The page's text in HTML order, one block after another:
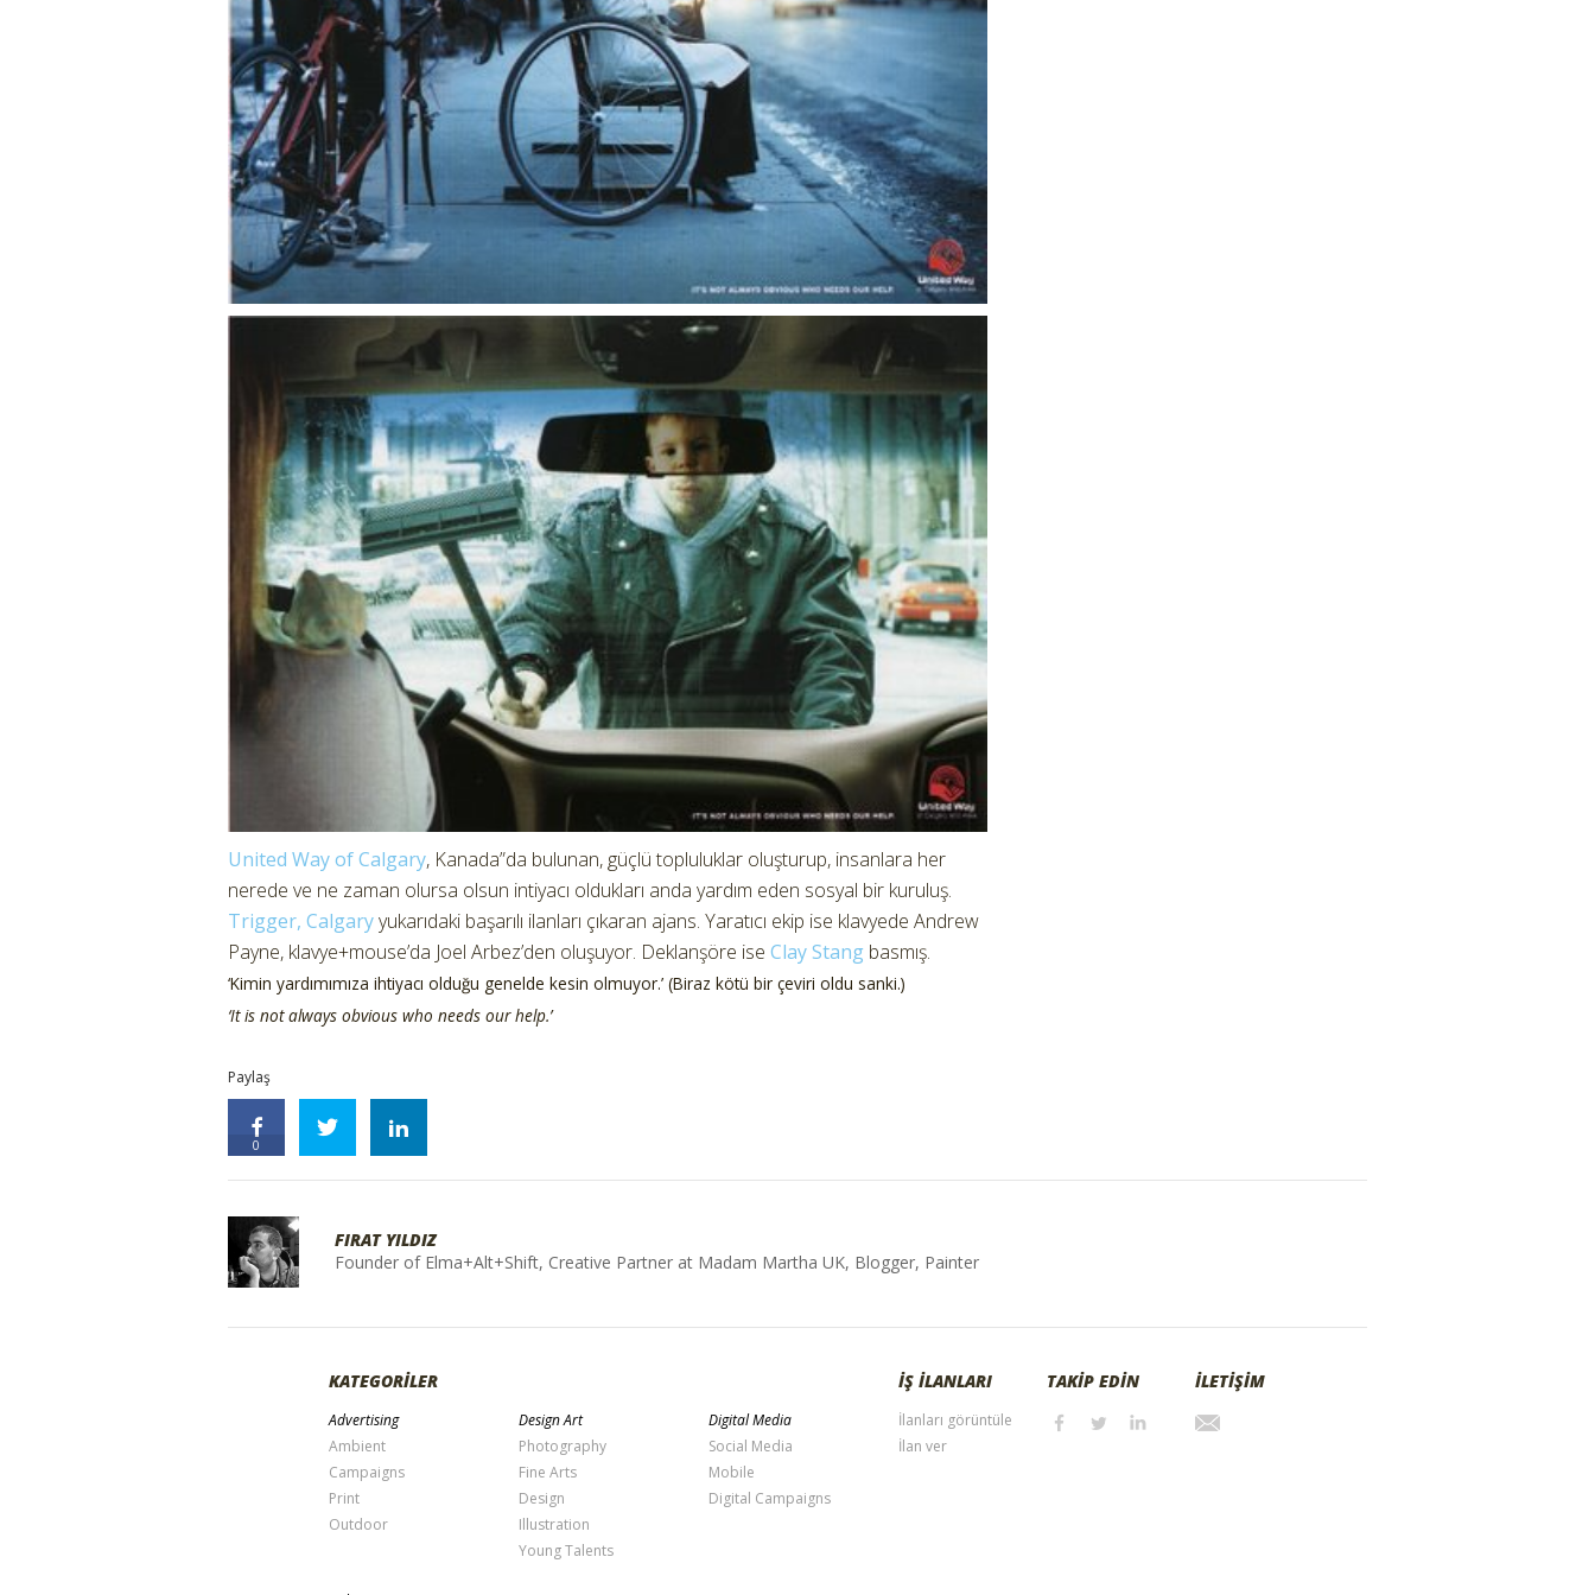
United Way of Calgary, Kanada”da bulunan, güçlü topluluklar oluşturup, insanlara her
nerede ve ne zaman olursa olsun intiyacı oldukları anda yardım eden sosyal bir kuruluş.
Trigger, Calgaryyukarıdaki başarılı ilanları çıkaran ajans. Yaratıcı ekip ise klavyede Andrew
Payne, klavye+mouse’da Joel Arbez’den oluşuyor. Deklanşöre ise Clay Stang basmış.
‘Kimin yardımımıza ihtiyacı olduğu genelde kesin olmuyor.’ (Biraz kötü bir çeviri oldu sanki.)
‘It is not always obvious who needs our help.’
Paylaş
0
FIRAT YILDIZ
Founder of Elma+Alt+Shift, Creative Partner at Madam Martha UK, Blogger, Painter
KATEGORİLER
Advertising
Ambient
Campaigns
Print
Outdoor
Design Art
Photography
Fine Arts
Design
Illustration
Young Talents
Digital Media
Social Media
Mobile
Digital Campaigns
İŞ İLANLARI
İlanları görüntüle
İlan ver
TAKİP EDİN İLETİŞİM